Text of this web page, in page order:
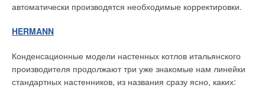
автоматически производятся необходимые корректировки.
HERMANN
Конденсационные модели настенных котлов итальянского
производителя продолжают три уже знакомые нам линейки
стандартных настенников, из названия сразу ясно, каких: